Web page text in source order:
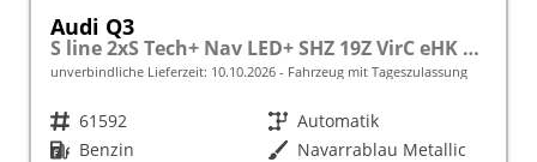
Audi Q3
S line 2xS Tech+ Nav LED+ SHZ 19Z VirC eHK ACC
unverbindliche Lieferzeit: 10.10.2026 Fahrzeug mit Tageszulassung
Fahrzeugnr. 61592 Getriebe Automatik
Kraftstoff Benzin Außenfarbe Navarrablau Metallic